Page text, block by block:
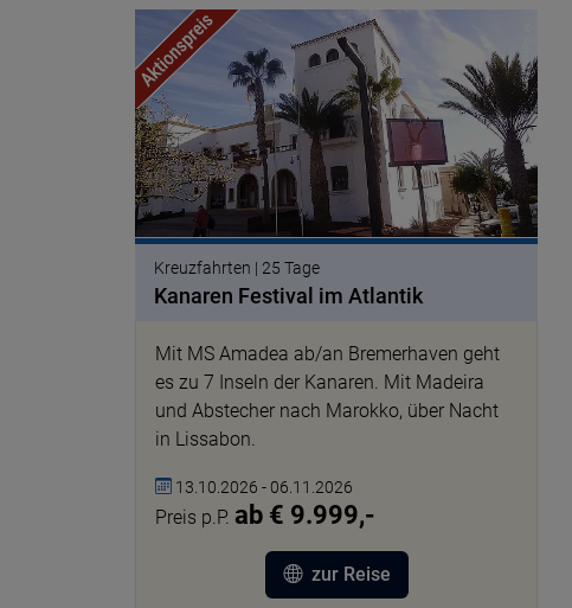
© Peter Marx
Kreuzfahrten | 25 Tage
Kanaren Festival im Atlantik
Mit MS Amadea ab/an Bremerhaven geht
es zu 7 Inseln der Kanaren. Mit Madeira
und Abstecher nach Marokko, über Nacht
in Lissabon.
13.10.2026 - 06.11.2026
Preis p.P. ab € 9.999,-
zur Reise